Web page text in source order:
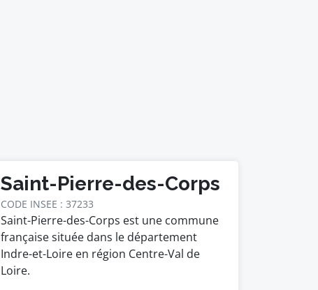
Saint-Pierre-des-Corps
CODE INSEE : 37233
Saint-Pierre-des-Corps est une commune
française située dans le département
Indre-et-Loire en région Centre-Val de
Loire.